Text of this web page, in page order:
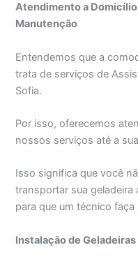
Atendimento a
Manutenção
Entendemos que a
trata de serviços de
Sofia.
Por isso, oferecemos
nossos serviços até a
Isso significa que você
transportar sua geladeira
para que um técnico faça
Instalação de